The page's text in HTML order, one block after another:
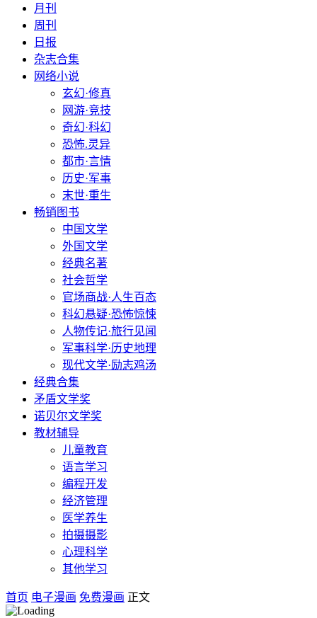
月刊
周刊
日报
杂志合集
网络小说
玄幻·修真
网游·竞技
奇幻·科幻
恐怖.灵异
都市·言情
历史·军事
末世·重生
畅销图书
中国文学
外国文学
经典名著
社会哲学
官场商战·人生百态
科幻悬疑·恐怖惊悚
人物传记·旅行见闻
军事科学·历史地理
现代文学·励志鸡汤
经典合集
矛盾文学奖
诺贝尔文学奖
教材辅导
儿童教育
语言学习
编程开发
经济管理
医学养生
拍摄摄影
心理科学
其他学习
首页 电子漫画 免费漫画 正文